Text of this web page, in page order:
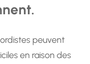
peuvent
en raison des